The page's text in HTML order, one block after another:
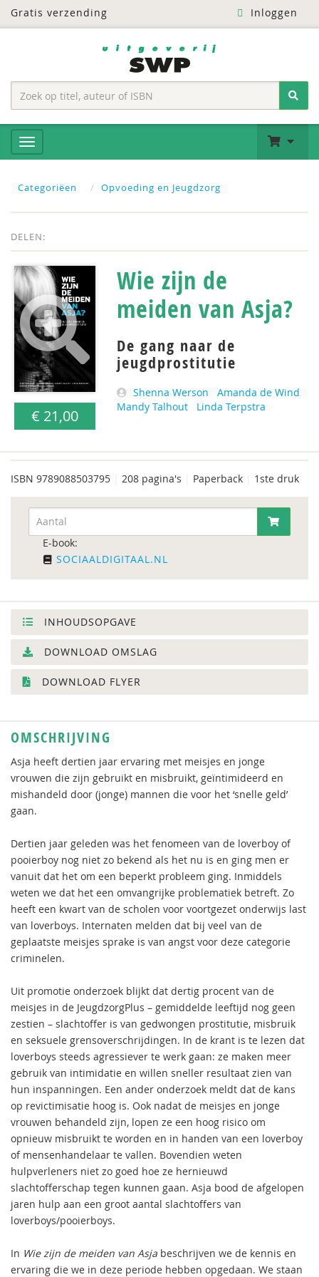
Gratis verzending Inloggen
Categoriëen Opvoeding en Jeugdzorg
DELEN:
€ 21,00
Wie zijn de
meiden van Asja?
De gang naar de
jeugdprostitutie
Shenna Werson
Amanda de Wind
Mandy Talhout
Linda Terpstra
ISBN 9789088503795 208 pagina's Paperback 1ste druk
E-book:
SOCIAALDIGITAAL.NL
INHOUDSOPGAVE
DOWNLOAD OMSLAG
DOWNLOAD FLYER
OMSCHRIJVING
Asja heeft dertien jaar ervaring met meisjes en jonge
vrouwen die zijn gebruikt en misbruikt, geïntimideerd en
mishandeld door (jonge) mannen die voor het ‘snelle geld’
gaan.
Dertien jaar geleden was het fenomeen van de loverboy of
pooierboy nog niet zo bekend als het nu is en ging men er
vanuit dat het om een beperkt probleem ging. Inmiddels
weten we dat het een omvangrijke problematiek betreft. Zo
heeft een kwart van de scholen voor voortgezet onderwijs last
van loverboys. Internaten melden dat bij veel van de
geplaatste meisjes sprake is van angst voor deze categorie
criminelen.
Uit promotie onderzoek blijkt dat dertig procent van de
meisjes in de JeugdzorgPlus – gemiddelde leeftijd nog geen
zestien – slachtoffer is van gedwongen prostitutie, misbruik
en seksuele grensoverschrijdingen. In de krant is te lezen dat
loverboys steeds agressiever te werk gaan: ze maken meer
gebruik van intimidatie en willen sneller resultaat zien van
hun inspanningen. Een ander onderzoek meldt dat de kans
op revictimisatie hoog is. Ook nadat de meisjes en jonge
vrouwen behandeld zijn, lopen ze een hoog risico om
opnieuw misbruikt te worden en in handen van een loverboy
of mensenhandelaar te vallen. Bovendien weten
hulpverleners niet zo goed hoe ze hernieuwd
slachtofferschap tegen kunnen gaan. Asja bood de afgelopen
jaren hulp aan een groot aantal slachtoffers van
loverboys/pooierboys.
In Wie zijn de meiden van Asja beschrijven we de kennis en
ervaring die we in deze periode hebben opgedaan. We staan